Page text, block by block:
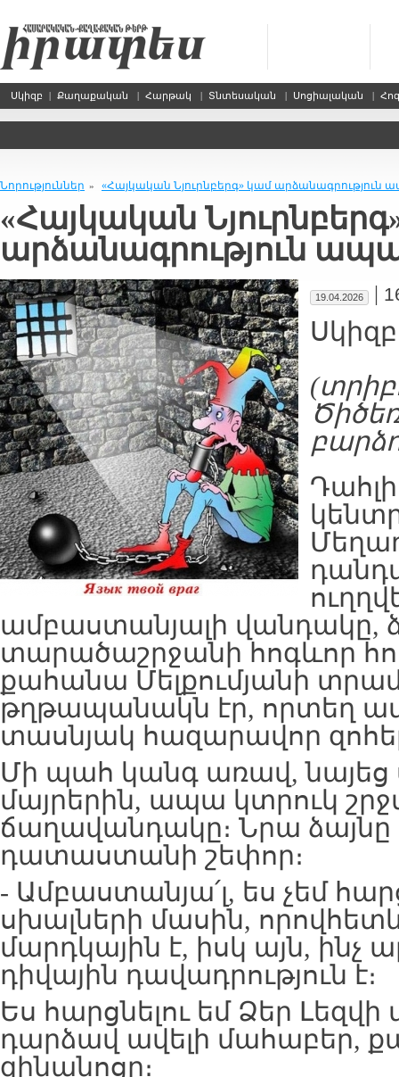
Սկիզբ | Քաղաքական | Հարթակ | Տնտեսական | Սոցիալական |
Նորություններ » «Հայկական Նյուրնբերգ» կամ արձանագրություն
«Հայկական
արձանագրություն
19.04.2026 |
ամբաստանյալի վանդակը,
տարածաշրջանի հոգևոր
քահանա Մելքումյանի
թղթապանակն էր, որտեղ
տասնյակ հազարավոր
Մի պահ կանգ առավ,
մայրերին, ապա կտրուկ
ճաղավանդակը։ Նրա ձայնը
դատաստանի շեփոր։
- Ամբաստանյա՛լ, ես չեմ
սխալների մասին,
մարդկային է, իսկ այն, ինչ
դիվային դավադրություն է։
Ես հարցնելու եմ Ձեր Լեզվի
դարձավ ավելի մահաբեր,
զինանոցը։